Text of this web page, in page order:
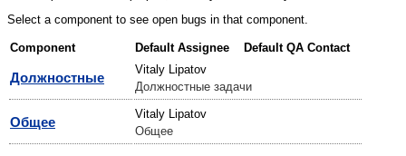
Select a component to see open bugs in that component.
Component Default Assignee Default QA Contact
Должностные
Vitaly Lipatov
Должностные задачи
Общее
Vitaly Lipatov
Общее